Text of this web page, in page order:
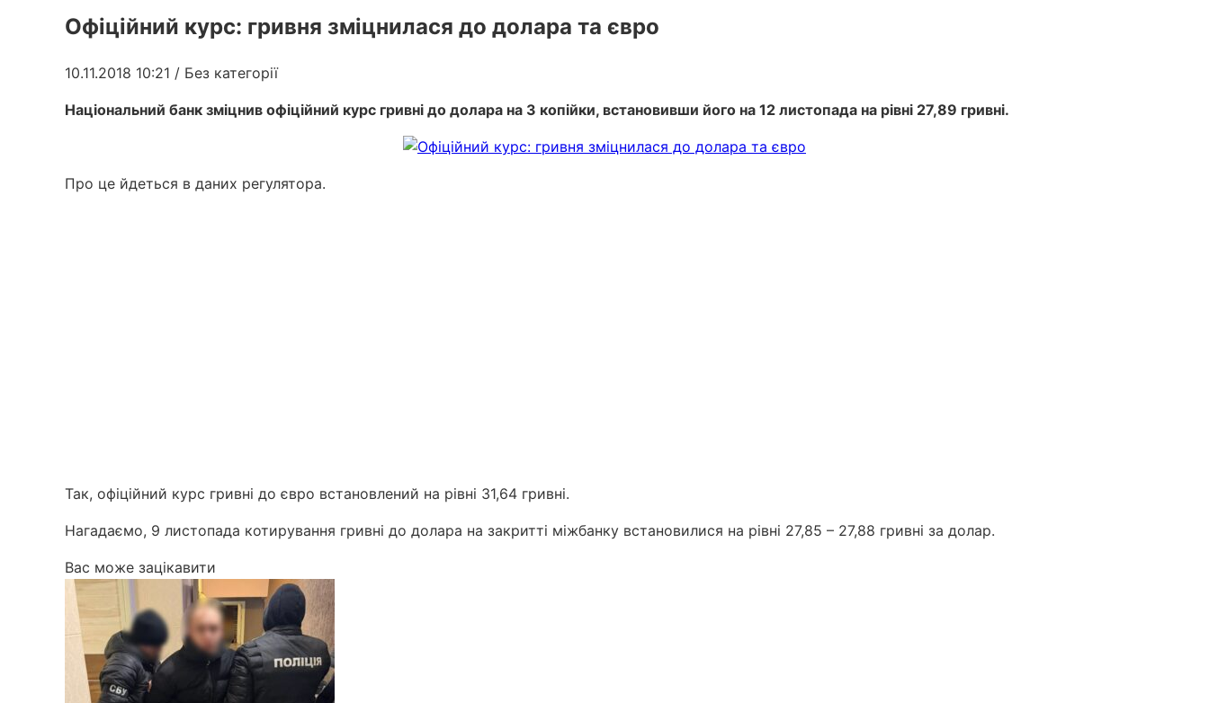
Офіційний курс: гривня зміцнилася до долара та євро
10.11.2018 10:21 / Без категорії
Національний банк зміцнив офіційний курс гривні до долара на 3 копійки, встановивши його на 12 листопада на рівні 27,89 гривні.
Про це йдеться в даних регулятора.
Так, офіційний курс гривні до євро встановлений на рівні 31,64 гривні.
Нагадаємо, 9 листопада котирування гривні до долара на закритті міжбанку встановилися на рівні 27,85 – 27,88 гривні за долар.
Вас може зацікавити